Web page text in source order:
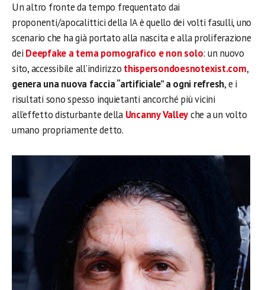
Un altro fronte da tempo frequentato dai
proponenti/apocalittici della IA è quello dei volti fasulli, uno
scenario che ha già portato alla nascita e alla proliferazione
dei Deepfake a tema pornografico e non solo: un nuovo
sito, accessibile all’indirizzo thispersondoesnotexist.com,
genera una nuova faccia “artificiale” a ogni refresh, e i
risultati sono spesso inquietanti ancorché più vicini
all’effetto disturbante della Uncanny Valleyche a un volto
umano propriamente detto.